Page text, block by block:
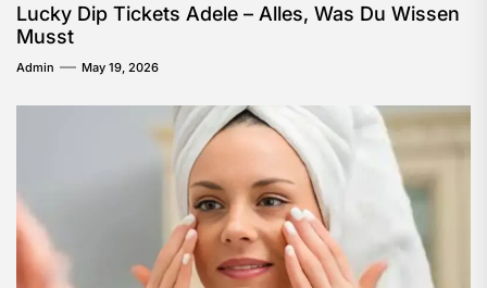
Lucky Dip Tickets Adele – Alles, Was Du Wissen
Musst
Admin May 19, 2026